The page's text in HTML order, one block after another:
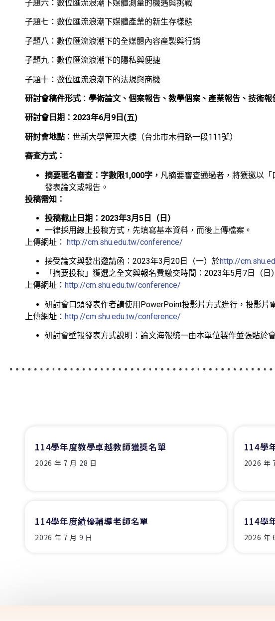
子題六：數位匯流浪潮下媒體測量的機遇與挑戰
子題七：數位匯流浪潮下媒體產業的新生存樣態
子題八：數位匯流浪潮下的全媒體內容產製與行銷
子題九：數位匯流浪潮下的隱私與便捷
子題十：數位匯流浪潮下的法規與商機
研討會稿件形式 ： 學術論文、個案報告、教學個案、產業報告、技術報
研討會日期：2023年6月9日(五)
研討會地點 ：世新大學管理大樓（台北市木柵路一段111號）
審查方式：
摘要匿名審查：字數限1,000字， 凡摘要審查通過者，將獲邀以
發表論文或報告。
投稿需知：
投稿截止日期：2023年3月5日（日）
一律採用線上投稿方式，先填寫基本資料，而後上傳檔案。
上傳網址： http://cm.shu.edu.tw/conference/
接受論文與發出邀請函：2023年3月20日（一）於http://
「摘要投稿」獲選之全文與報名費繳交時間：2023年5月7日（日
上傳網址： http://cm.shu.edu.tw/conference/
研討會口頭發表作者請使用PowerPoint投影片方式進行，投影片
上傳網址： http://cm.shu.edu.tw/conference/
研討會壁報發表方式說明：論文海報統一由本單位製作並張貼於
114學年度教學卓越教師獲獎名單
2026 年 7 月 28 日
114學
2026 年
114學年度績優輔導老師名單
2026 年 7 月 9 日
114學
2026 年